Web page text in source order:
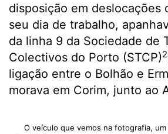
disposição em deslocações
seu dia de trabalho,
da linha 9 da Sociedade de
Colectivos do Porto (STCP)2
ligação entre o Bolhão e
morava em Corim, junto ao
O veículo que vemos na fotografia, um